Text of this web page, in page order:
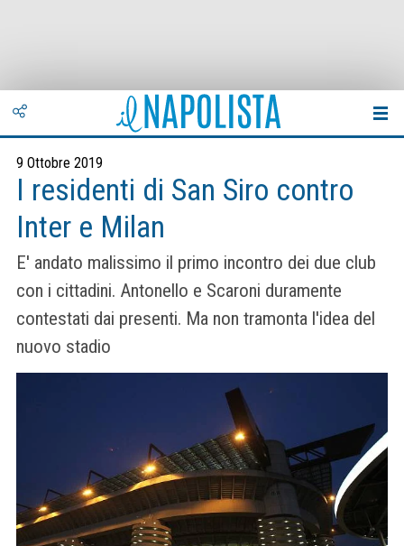
9 Ottobre 2019
I residenti di San Siro contro
Inter e Milan
E' andato malissimo il primo incontro dei due club
con i cittadini. Antonello e Scaroni duramente
contestati dai presenti. Ma non tramonta l'idea del
nuovo stadio